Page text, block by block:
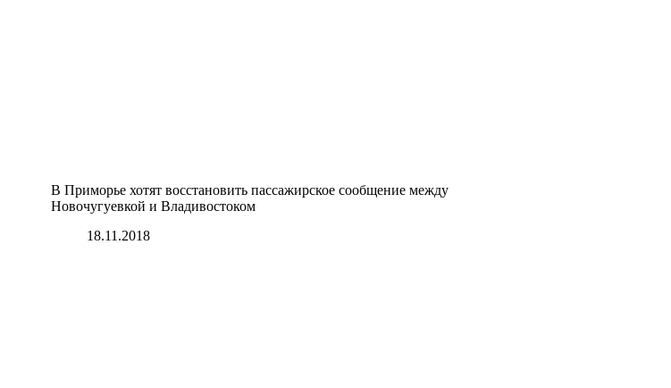
В Приморье хотят восстановить пассажирское сообщение между
Новочугуевкой и Владивостоком
18.11.2018